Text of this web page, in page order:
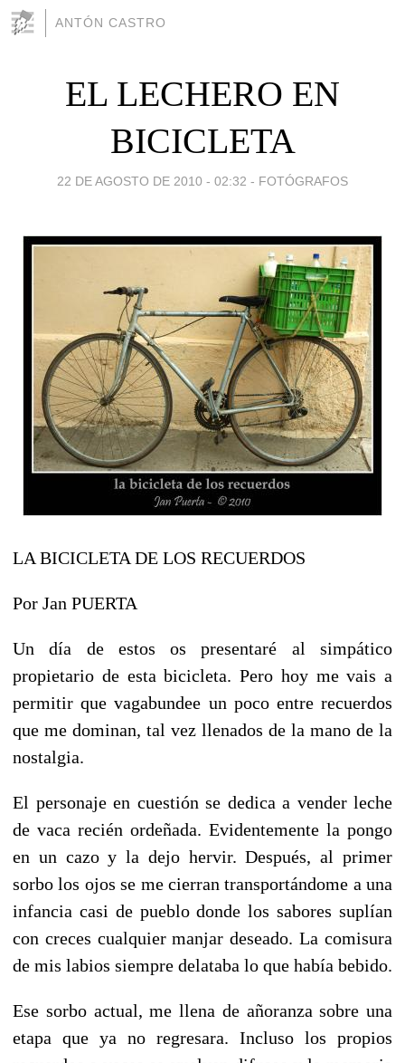
ANTÓN CASTRO
EL LECHERO EN
BICICLETA
22 DE AGOSTO DE 2010 - 02:32 - FOTÓGRAFOS
LA BICICLETA DE LOS RECUERDOS
Por Jan PUERTA
Un día de estos os presentaré al simpático
propietario de esta bicicleta. Pero hoy me vais a
permitir que vagabundee un poco entre recuerdos
que me dominan, tal vez llenados de la mano de la
nostalgia.
El personaje en cuestión se dedica a vender leche
de vaca recién ordeñada. Evidentemente la pongo
en un cazo y la dejo hervir. Después, al primer
sorbo los ojos se me cierran transportándome a una
infancia casi de pueblo donde los sabores suplían
con creces cualquier manjar deseado. La comisura
de mis labios siempre delataba lo que había bebido.
Ese sorbo actual, me llena de añoranza sobre una
etapa que ya no regresara. Incluso los propios